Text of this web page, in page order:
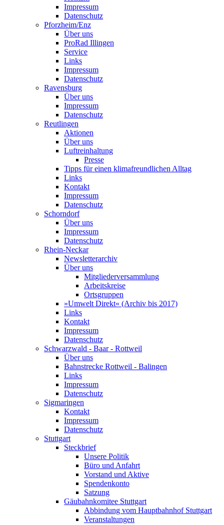
Impressum
Datenschutz
Pforzheim/Enz
Über uns
ProRad Illingen
Service
Links
Impressum
Datenschutz
Ravensburg
Über uns
Impressum
Datenschutz
Reutlingen
Aktionen
Über uns
Luftreinhaltung
Presse
Tipps für einen klimafreundlichen Alltag
Links
Kontakt
Impressum
Datenschutz
Schorndorf
Über uns
Impressum
Datenschutz
Rhein-Neckar
Newsletterarchiv
Über uns
Mitgliederversammlung
Arbeitskreise
Ortsgruppen
»Umwelt Direkt« (Archiv bis 2017)
Links
Kontakt
Impressum
Datenschutz
Schwarzwald - Baar - Rottweil
Über uns
Bahnstrecke Rottweil - Balingen
Links
Impressum
Datenschutz
Sigmaringen
Kontakt
Impressum
Datenschutz
Stuttgart
Steckbrief
Unsere Politik
Büro und Anfahrt
Vorstand und Aktive
Spendenkonto
Satzung
Gäubahnkomitee Stuttgart
Abbindung vom Hauptbahnhof Stuttgart
Veranstaltungen